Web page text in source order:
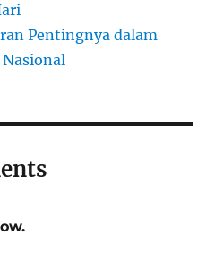
Pentingnya dalam